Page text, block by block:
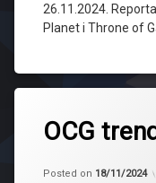
26.11.2024.
Planet i Throne of
OCG
Posted on 18/11/2024
2024
OCG